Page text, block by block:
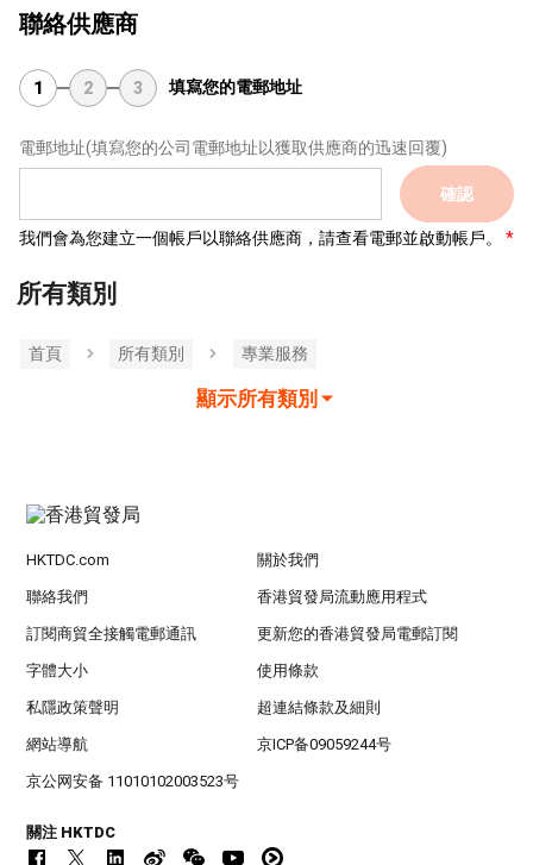
聯絡供應商
1 2 3 填寫您的電郵地址
電郵地址(填寫您的公司電郵地址以獲取供應商的迅速回覆)
確認
我們會為您建立一個帳戶以聯絡供應商，請查看電郵並啟動帳戶。
所有類別
首頁 所有類別 專業服務
顯示所有類別
HKTDC.com 關於我們
聯絡我們 香港貿發局流動應用程式
訂閱商貿全接觸電郵通訊 更新您的香港貿發局電郵訂閱
字體大小 使用條款
私隱政策聲明 超連結條款及細則
網站導航 京ICP备09059244号
京公网安备 11010102003523号
關注 HKTDC